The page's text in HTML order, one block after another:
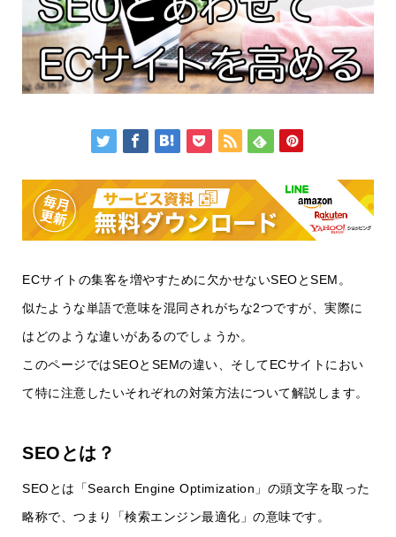
ECサイトの集客を増やすために欠かせないSEOとSEM。
似たような単語で意味を混同されがちな2つですが、実際に
はどのような違いがあるのでしょうか。
このページではSEOとSEMの違い、そしてECサイトにおい
て特に注意したいそれぞれの対策方法について解説します。
SEOとは？
SEOとは「Search Engine Optimization」の頭文字を取った
略称で、つまり「検索エンジン最適化」の意味です。